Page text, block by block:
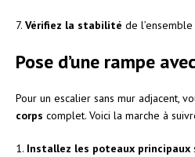
7. Vérifiez la stabilité de
Pose d’une rampe
Pour un escalier sans mur adjacent,
corps complet. Voici la marche à
1. Installez les poteaux principaux